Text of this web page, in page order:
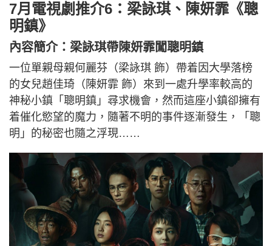
7月電視劇推介6：梁詠琪、陳妍霏《聰
明鎮》
內容簡介：梁詠琪帶陳妍霏闖聰明鎮
一位單親母親何麗芬（梁詠琪 飾）帶着因大學落榜
的女兒趙佳琦（陳妍霏 飾）來到一處升學率較高的
神秘小鎮「聰明鎮」尋求機會，然而這座小鎮卻擁有
着催化慾望的魔力，隨著不明的事件逐漸發生，「聰
明」的秘密也隨之浮現……